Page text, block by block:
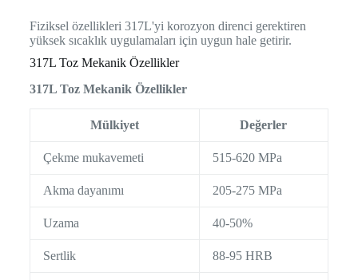
Fiziksel özellikleri 317L'yi korozyon direnci gerektiren
yüksek sıcaklık uygulamaları için uygun hale getirir.
317L Toz Mekanik Özellikler
317L Toz Mekanik Özellikler
Mülkiyet Değerler
Çekme mukavemeti 515-620 MPa
Akma dayanımı 205-275 MPa
Uzama 40-50%
Sertlik 88-95 HRB